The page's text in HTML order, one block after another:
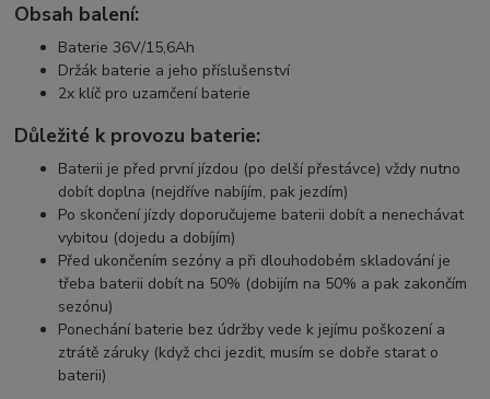
Obsah balení:
Baterie 36V/15,6Ah
Držák baterie a jeho příslušenství
2x klíč pro uzamčení baterie
Důležité k provozu baterie:
Baterii je před první jízdou (po delší přestávce) vždy nutno
dobít doplna (nejdříve nabíjím, pak jezdím)
Po skončení jízdy doporučujeme baterii dobít a nenechávat
vybitou (dojedu a dobíjím)
Před ukončením sezóny a při dlouhodobém skladování je
třeba baterii dobít na 50% (dobijím na 50% a pak zakončím
sezónu)
Ponechání baterie bez údržby vede k jejímu poškození a
ztrátě záruky (když chci jezdit, musím se dobře starat o
baterii)